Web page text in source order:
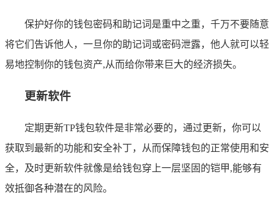
保护好你的钱包密码和助记词是重中之重，千万不要随意
将它们告诉他人，一旦你的助记词或密码泄露，他人就可以轻
易地控制你的钱包资产,从而给你带来巨大的经济损失。
更新软件
定期更新TP钱包软件是非常必要的，通过更新，你可以
获取到最新的功能和安全补丁，从而保障钱包的正常使用和安
全，及时更新软件就像是给钱包穿上一层坚固的铠甲,能够有
效抵御各种潜在的风险。